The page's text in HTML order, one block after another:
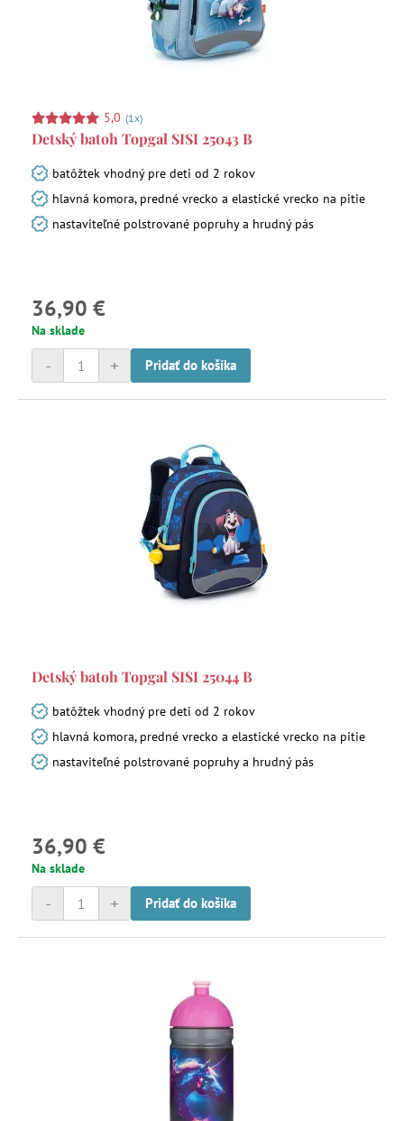
5,0 (1x)
Detský batoh Topgal SISI 25043 B
batôžtek vhodný pre deti od 2 rokov
hlavná komora, predné vrecko a elastické vrecko na pitie
nastaviteľné polstrované popruhy a hrudný pás
36,90 €
Na sklade
+
- Pridať do košíka
Detský batoh Topgal SISI 25044 B
batôžtek vhodný pre deti od 2 rokov
hlavná komora, predné vrecko a elastické vrecko na pitie
nastaviteľné polstrované popruhy a hrudný pás
36,90 €
Na sklade
+
- Pridať do košíka